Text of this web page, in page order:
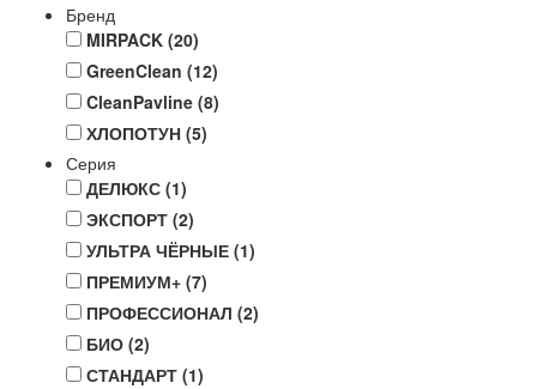
Бренд
MIRPACK (20)
GreenClean (12)
CleanPavline (8)
ХЛОПОТУН (5)
Серия
ДЕЛЮКС (1)
ЭКСПОРТ (2)
УЛЬТРА ЧЁРНЫЕ (1)
ПРЕМИУМ+ (7)
ПРОФЕССИОНАЛ (2)
БИО (2)
СТАНДАРТ (1)